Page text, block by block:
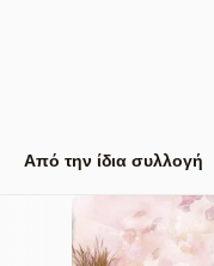
Από την ίδια συλλογή